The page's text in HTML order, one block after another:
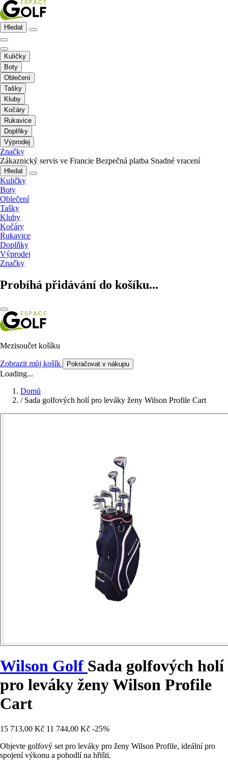
Hledat
Kuličky
Boty
Oblečení
Tašky
Kluby
Kočáry
Rukavice
Doplňky
Výprodej
Značky
Zákaznický servis ve Francie Bezpečná platba Snadné vracení
Hledat
Kuličky
Boty
Oblečení
Tašky
Kluby
Kočáry
Rukavice
Doplňky
Výprodej
Značky
Probíhá přidávání do košíku...
Mezisoučet košíku
Zobrazit můj košík Pokračovat v nákupu
Loading...
Domů
/ Sada golfových holí pro leváky ženy Wilson Profile Cart
Wilson Golf Sada golfových holí
pro leváky ženy Wilson Profile
Cart
15 713,00 Kč 11 744,00 Kč -25%
Objevte golfový set pro leváky pro ženy Wilson Profile, ideální pro
spojení výkonu a pohodlí na hřišti.